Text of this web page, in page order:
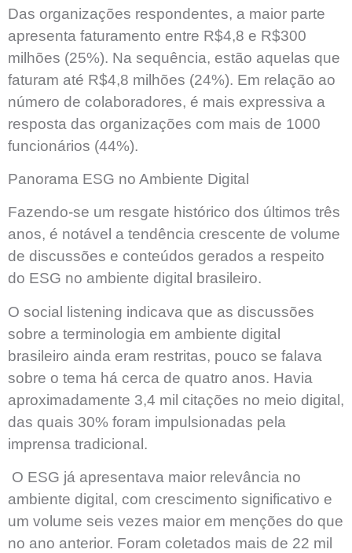
Das organizações respondentes, a maior parte
apresenta faturamento entre R$4,8 e R$300
milhões (25%). Na sequência, estão aquelas que
faturam até R$4,8 milhões (24%). Em relação ao
número de colaboradores, é mais expressiva a
resposta das organizações com mais de 1000
funcionários (44%).
Panorama ESG no Ambiente Digital
Fazendo-se um resgate histórico dos últimos três
anos, é notável a tendência crescente de volume
de discussões e conteúdos gerados a respeito
do ESG no ambiente digital brasileiro.
O social listening indicava que as discussões
sobre a terminologia em ambiente digital
brasileiro ainda eram restritas, pouco se falava
sobre o tema há cerca de quatro anos. Havia
aproximadamente 3,4 mil citações no meio digital,
das quais 30% foram impulsionadas pela
imprensa tradicional.
O ESG já apresentava maior relevância no
ambiente digital, com crescimento significativo e
um volume seis vezes maior em menções do que
no ano anterior. Foram coletados mais de 22 mil